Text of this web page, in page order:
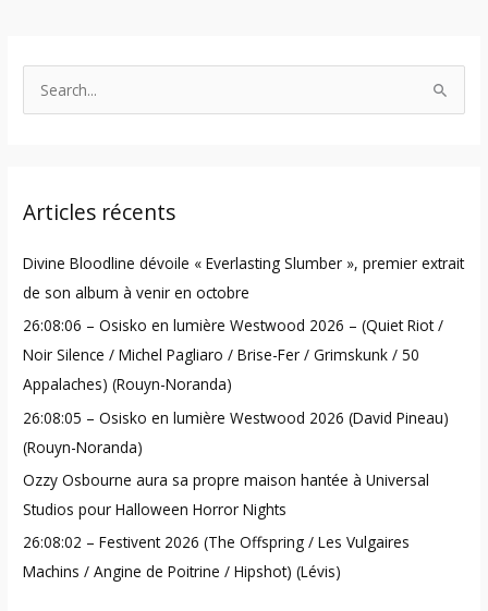
c
f
o
r
:
Articles récents
Divine Bloodline dévoile « Everlasting Slumber », premier extrait
de son album à venir en octobre
26:08:06 – Osisko en lumière Westwood 2026 – (Quiet Riot /
Noir Silence / Michel Pagliaro / Brise-Fer / Grimskunk / 50
Appalaches) (Rouyn-Noranda)
26:08:05 – Osisko en lumière Westwood 2026 (David Pineau)
(Rouyn-Noranda)
Ozzy Osbourne aura sa propre maison hantée à Universal
Studios pour Halloween Horror Nights
26:08:02 – Festivent 2026 (The Offspring / Les Vulgaires
Machins / Angine de Poitrine / Hipshot) (Lévis)